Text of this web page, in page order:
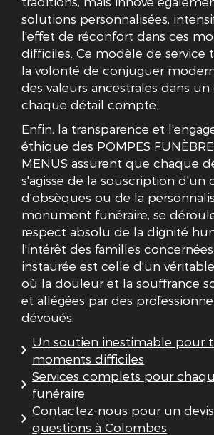
solutions personnalisées,
l'effet de réconfort dans ces
difficiles. Ce modèle de service
la volonté de conjuguer
des valeurs ancestrales dans
chaque détail compte.
Enfin, la transparence et
éthique des POMPES
MENUS assurent que chaque
s'agisse de la souscription d'un
d'obsèques ou de la
monument funéraire, se
respect absolu de la dignité
l'intérêt des familles
instaurée est celle d'un
où la douleur et la souffrance
et allégées par des
dévoués.
Un soutien inestimable pour
moments difficiles
Services complets pour
funéraire
Contactez-nous pour un
questions à Colombes